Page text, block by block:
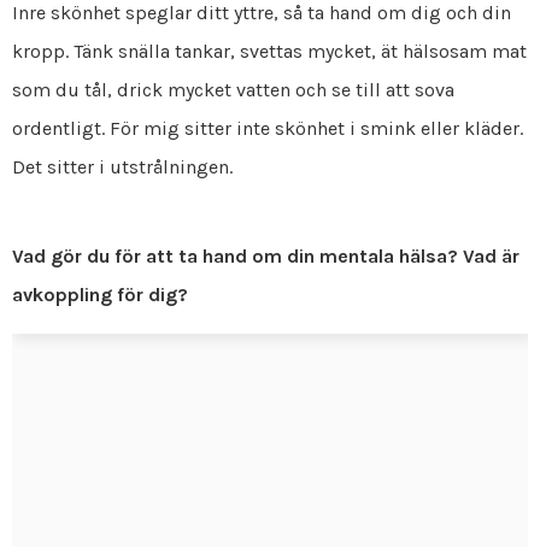
Inre skönhet speglar ditt yttre, så ta hand om dig och din
kropp. Tänk snälla tankar, svettas mycket, ät hälsosam mat
som du tål, drick mycket vatten och se till att sova
ordentligt. För mig sitter inte skönhet i smink eller kläder.
Det sitter i utstrålningen.
Vad gör du för att ta hand om din mentala hälsa? Vad är
avkoppling för dig?